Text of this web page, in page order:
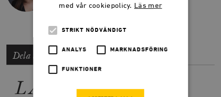
Dela artikeln
LÄS MER
med vår cookiepolicy. Läs mer
STRIKT NÖDVÄNDIGT
ANALYS MARKNADSFÖRING
FUNKTIONER